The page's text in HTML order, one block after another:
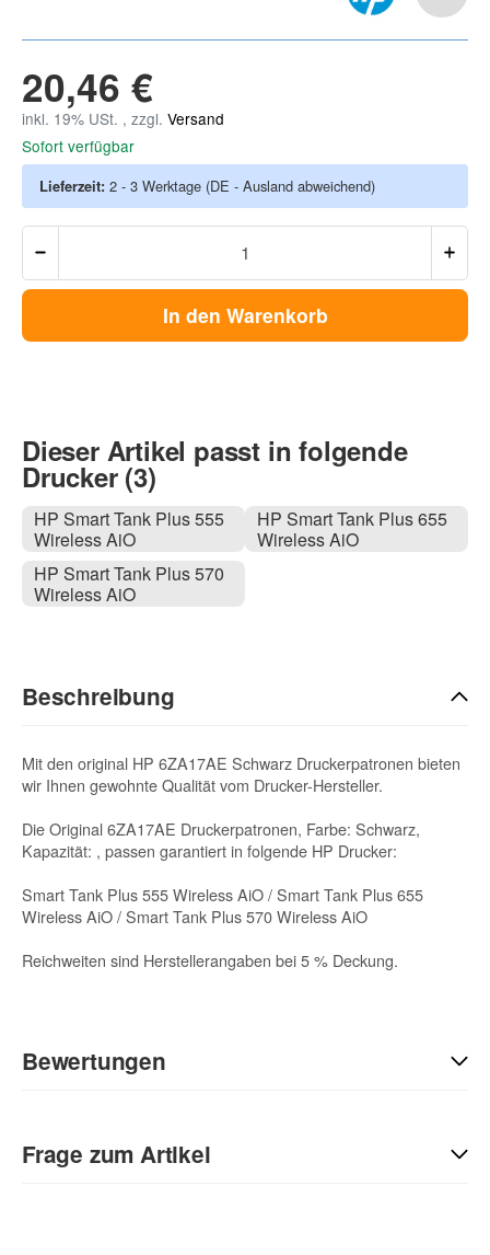
20,46 €
inkl. 19% USt. , zzgl. Versand
Sofort verfügbar
Lieferzeit: 2 - 3 Werktage (DE - Ausland abweichend)
In den Warenkorb
Dieser Artikel passt in folgende
Drucker (3)
HP Smart Tank Plus 555
Wireless AiO
HP Smart Tank Plus 570
Wireless AiO
HP Smart Tank Plus 655
Wireless AiO
Beschreibung
Mit den original HP 6ZA17AE Schwarz Druckerpatronen bieten
wir Ihnen gewohnte Qualität vom Drucker-Hersteller.
Die Original 6ZA17AE Druckerpatronen, Farbe: Schwarz,
Kapazität: , passen garantiert in folgende HP Drucker:
Smart Tank Plus 555 Wireless AiO / Smart Tank Plus 655
Wireless AiO / Smart Tank Plus 570 Wireless AiO
Reichweiten sind Herstellerangaben bei 5 % Deckung.
Bewertungen
Sie Anderen bei der Kaufentscheidung:
Frage zum Artikel